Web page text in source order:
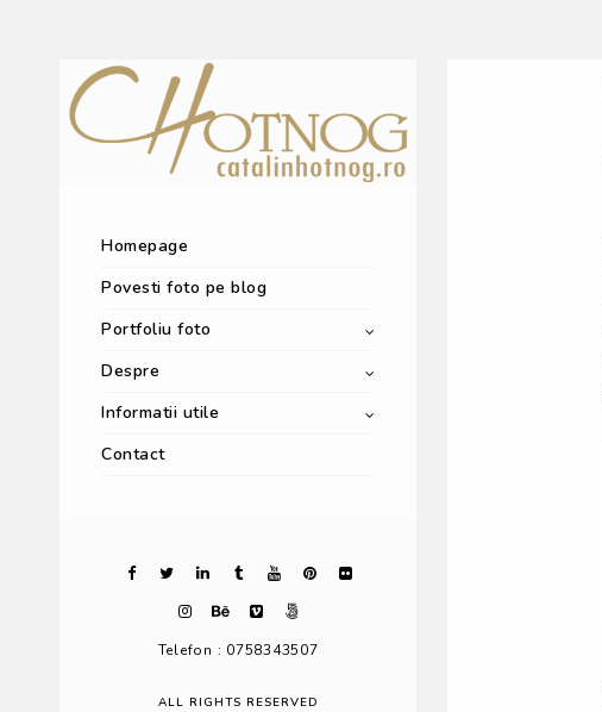
Homepage
Povesti foto pe blog
Portfoliu foto
Despre
Informatii utile
Contact
Telefon : 0758343507
ALL RIGHTS RESERVED